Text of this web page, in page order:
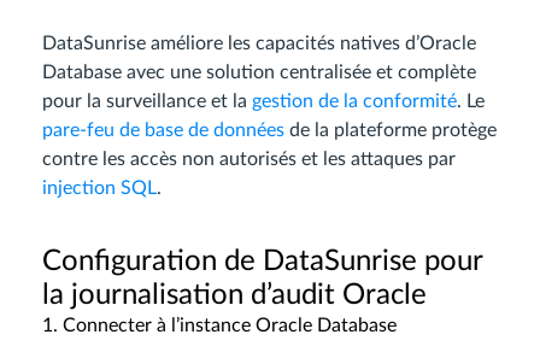
DataSunrise améliore les capacités natives d’Oracle
Database avec une solution centralisée et complète
pour la surveillance et la gestion de la conformité. Le
pare-feu de base de données de la plateforme protège
contre les accès non autorisés et les attaques par
injection SQL.
Configuration de DataSunrise pour
la journalisation d’audit Oracle
1. Connecter à l’instance Oracle Database